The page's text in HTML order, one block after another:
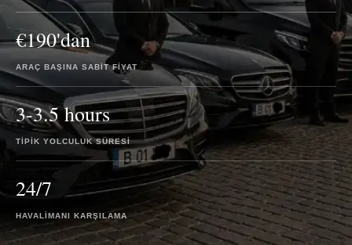
€190'dan
ARAÇ BAŞINA SABIT FIYAT
3-3.5 hours
TIPIK YOLCULUK SÜRESI
24/7
HAVALIMANI KARŞILAMA